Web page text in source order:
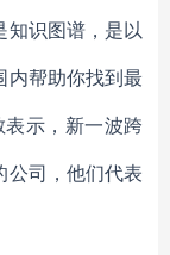
知识图谱，是以
内帮助你找到最
示，新一波跨
公司，他们代表